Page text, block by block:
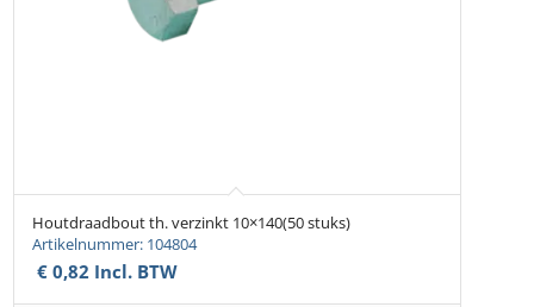
Houtdraadbout th. verzinkt 10×140(50 stuks)
Artikelnummer: 104804
€ 0,82 Incl. BTW